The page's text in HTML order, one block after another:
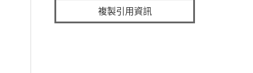
複製引用資訊